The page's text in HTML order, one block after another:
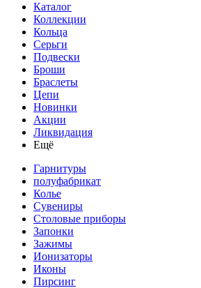
Каталог
Коллекции
Кольца
Серьги
Подвески
Броши
Браслеты
Цепи
Новинки
Акции
Ликвидация
Ещё
Гарнитуры
полуфабрикат
Колье
Сувениры
Столовые приборы
Запонки
Зажимы
Ионизаторы
Иконы
Пирсинг